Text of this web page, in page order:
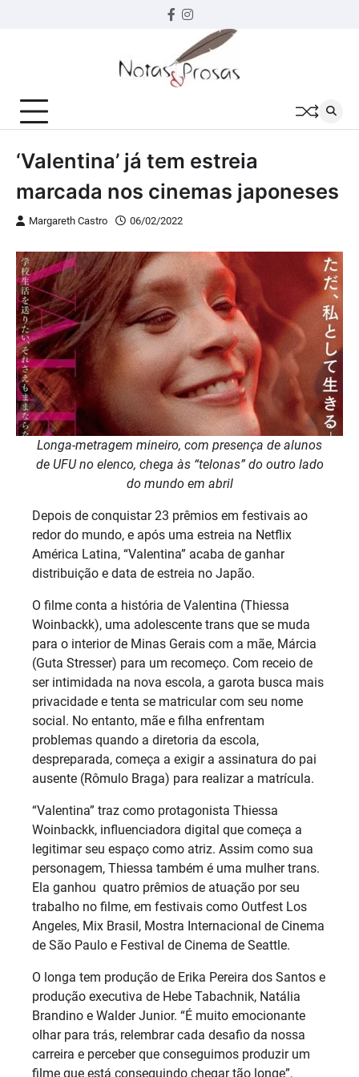
Facebook
instagram
‘Valentina’ já tem estreia
marcada nos cinemas japoneses
Margareth Castro 06/02/2022
Longa-metragem mineiro, com presença de alunos
de UFU no elenco, chega às “telonas” do outro lado
do mundo em abril
Depois de conquistar 23 prêmios em festivais ao
redor do mundo, e após uma estreia na Netflix
América Latina, “Valentina” acaba de ganhar
distribuição e data de estreia no Japão.
O filme conta a história de Valentina (Thiessa
Woinbackk), uma adolescente trans que se muda
para o interior de Minas Gerais com a mãe, Márcia
(Guta Stresser) para um recomeço. Com receio de
ser intimidada na nova escola, a garota busca mais
privacidade e tenta se matricular com seu nome
social. No entanto, mãe e filha enfrentam
problemas quando a diretoria da escola,
despreparada, começa a exigir a assinatura do pai
ausente (Rômulo Braga) para realizar a matrícula.
“Valentina” traz como protagonista Thiessa
Woinbackk, influenciadora digital que começa a
legitimar seu espaço como atriz. Assim como sua
personagem, Thiessa também é uma mulher trans.
Ela ganhou quatro prêmios de atuação por seu
trabalho no filme, em festivais como Outfest Los
Angeles, Mix Brasil, Mostra Internacional de Cinema
de São Paulo e Festival de Cinema de Seattle.
O longa tem produção de Erika Pereira dos Santos e
produção executiva de Hebe Tabachnik, Natália
Brandino e Walder Junior. “É muito emocionante
olhar para trás, relembrar cada desafio da nossa
carreira e perceber que conseguimos produzir um
filme que está conseguindo chegar tão longe”,